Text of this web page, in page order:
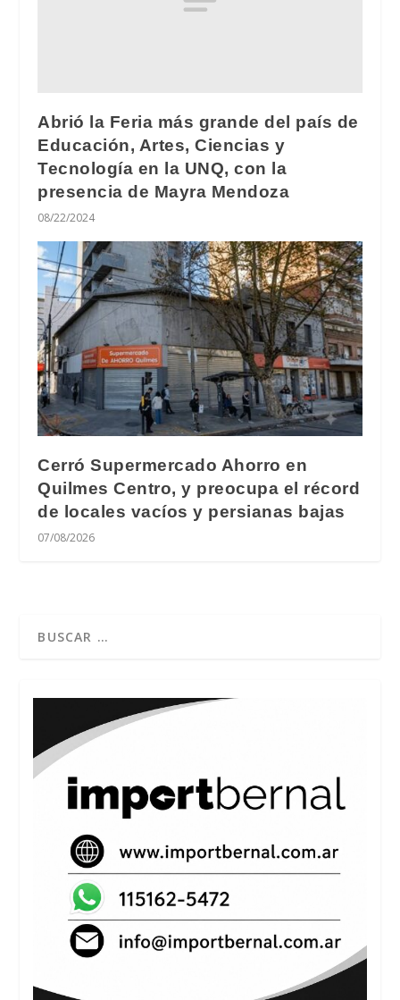
Abrió la Feria más grande del país de
Educación, Artes, Ciencias y
Tecnología en la UNQ, con la
presencia de Mayra Mendoza
08/22/2024
Cerró Supermercado Ahorro en
Quilmes Centro, y preocupa el récord
de locales vacíos y persianas bajas
07/08/2026